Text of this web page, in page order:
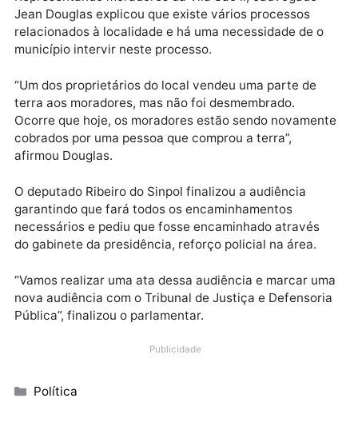
A advogada Rosângela Lázaro, defendeu que os
moradores possam ser retirados do local, mas que
sejam indenizados.“Essa decisão judicial é injusta. O
desabrigadas e entrar como terceiro interessado no
processo e propor uma ação rescisória ou
afirmou Lázaro.
moradores da Vila I e II, realizou apresentação de
documentos em relação à terra e pontuou as
irregularidades cometidas, que resultou neste
imbróglio jurídico.“A esperança desses moradores
Representandomoradores daVila São II,oadvogado
Jean Douglas
explicou que existe vários processos
relacionados à localidadee há uma necessidade de